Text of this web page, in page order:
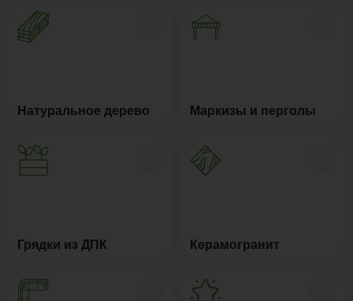
Натуральное дерево Маркизы и перголы
Грядки из ДПК Керамогранит